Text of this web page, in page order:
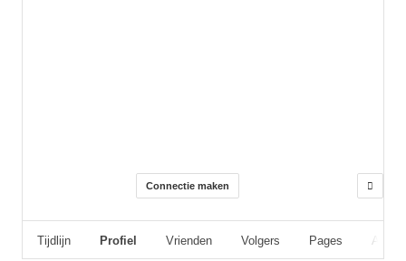
Connectie maken
Tijdlijn Profiel Vrienden Volgers Pages